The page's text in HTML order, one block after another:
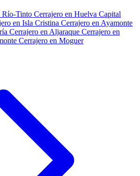
Río-Tinto Cerrajero en Huelva Capital
en Isla Cristina Cerrajero en Ayamonte
Cerrajero en Aljaraque Cerrajero en
Cerrajero en Moguer